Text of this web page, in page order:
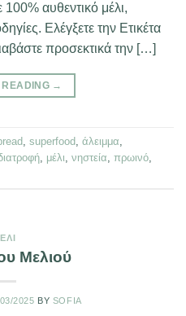
100% αυθεντικό μέλι,
Ελέγξετε την Ετικέτα
προσεκτικά την […]
→
superfood άλειμμα
μέλι νηστεία πρωινό
Μελιού
2025 BY SOFIA